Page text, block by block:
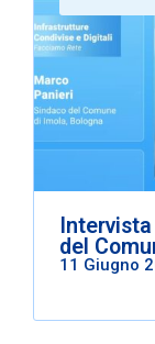
del
11 Giugno